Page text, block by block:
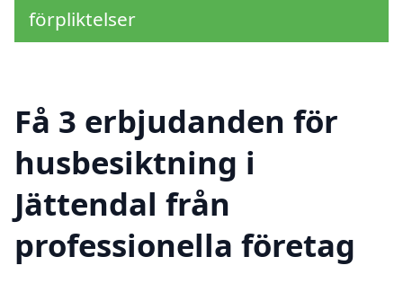
förpliktelser
Få 3 erbjudanden för
husbesiktning i
Jättendal från
professionella företag